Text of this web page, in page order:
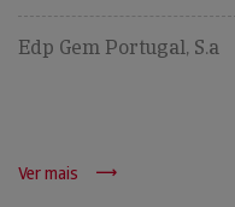
Edp Gem Portugal, S.a
Ver mais